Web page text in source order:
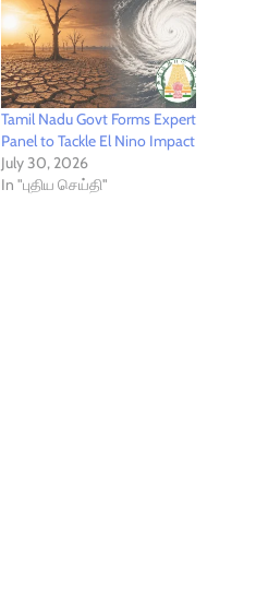
Tamil Nadu Govt Forms Expert
Panel to Tackle El Nino Impact
July 30, 2026
In "புதிய செய்தி"